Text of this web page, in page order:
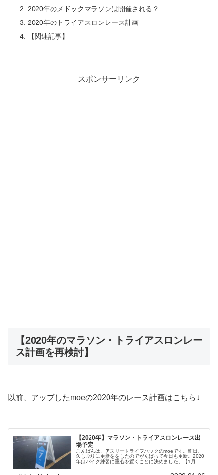
2020年のメドックマラソンは開催される？
2020年のトライアスロンレース計画
【関連記事】
スポンサーリンク
【2020年のマラソン・トライアスロンレー
ス計画を再検討】
以前、アップしたmoeの2020年のレース計画はこちら↓
【2020年】マラソン・トライアスロンレース出
場予定
こんばんは、アスリートライフハックのmoeです。昨日、
久しぶりに更新ををしたのでがんばって今日も更新。2020
年はバイク練習に重心を置くことに決めました。【1月中